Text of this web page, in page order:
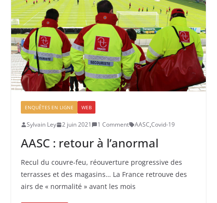
ENQUÊTES EN LIGNE WEB
Sylvain Ley 2 juin 2021 1 Comment AASC,Covid-19
AASC : retour à l’anormal
Recul du couvre-feu, réouverture progressive des
terrasses et des magasins… La France retrouve des
airs de « normalité » avant les mois